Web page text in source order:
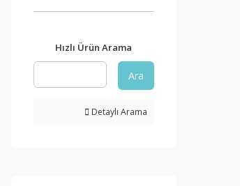
Hızlı Ürün Arama
Ara
Detaylı Arama